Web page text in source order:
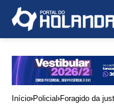
Início Policial Foragido da